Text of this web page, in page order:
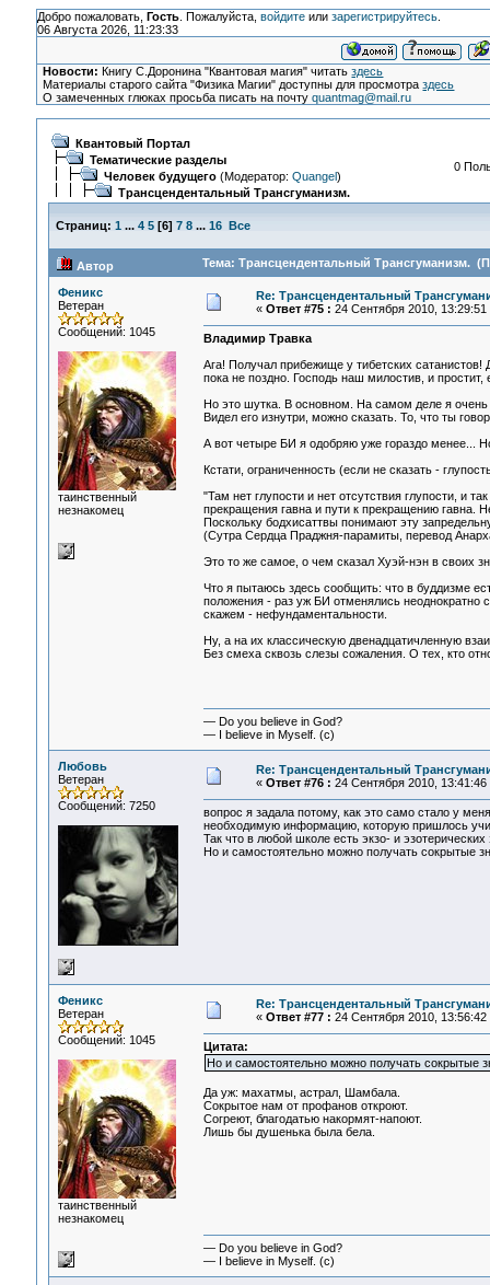
Добро пожаловать, Гость. Пожалуйста, войдитеили зарегистрируйтесь.
06 Августа 2026, 11:23:33
Новости: Книгу С.Доронина "Квантовая магия" читатьздесь
Материалы старого сайта "Физика Магии" доступны для просмотраздесь
О замеченных глюках просьба писать на почтуquantmag@mail.ru
Квантовый Портал
Тематические разделы
Человек будущего(Модератор: Quangel)
Трансцендентальный Трансгуманизм.
0
Страниц: 1 ... 4 5[6] 7 8 ... 16 Все
Автор Тема: Трансцендентальный Трансгуманизм.
Феникс
Ветеран
Сообщений: 1045
таинственный
незнакомец
Re: Трансцендентальный
« Ответ #75 : 24 Сентября 2010, 13:29:51
Владимир Травка
Ага! Получал прибежище у тибетских
пока не поздно. Господь наш милостив, и простит,
Но это шутка. В основном. На самом деле я очень
Видел его изнутри, можно сказать. То, что ты
А вот четыре БИ я одобряю уже гораздо менее...
Кстати, ограниченность (если не сказать -
"Там нет глупости и нет отсутствия глупости, и
прекращения гавна и пути к прекращению гавна.
Поскольку бодхисаттвы понимают эту
(Сутра Сердца Праджня-парамиты, перевод
Это то же самое, о чем сказал Хуэй-нэн в своих
Что я пытаюсь здесь сообщить: что в буддизме
положения - раз уж БИ отменялись неоднократно
скажем - нефундаментальности.
Ну, а на их классическую двенадцатичленную
Без смеха сквозь слезы сожаления. О тех, кто
— Do you believe in God?
— I believe in Myself. (c)
Любовь
Ветеран
Сообщений: 7250
Re: Трансцендентальный
« Ответ #76 : 24 Сентября 2010, 13:41:46
вопрос я задала потому, как это само стало у
необходимую информацию, которую пришлось
Так что в любой школе есть экзо- и эзотерических
Но и самостоятельно можно получать сокрытые
Феникс
Ветеран
Сообщений: 1045
таинственный
незнакомец
Re: Трансцендентальный
« Ответ #77 : 24 Сентября 2010, 13:56:42
Цитата:
Но и самостоятельно можно получать сокрытые
Да уж: махатмы, астрал, Шамбала.
Сокрытое нам от профанов откроют.
Согреют, благодатью накормят-напоют.
Лишь бы душенька была бела.
— Do you believe in God?
— I believe in Myself. (c)